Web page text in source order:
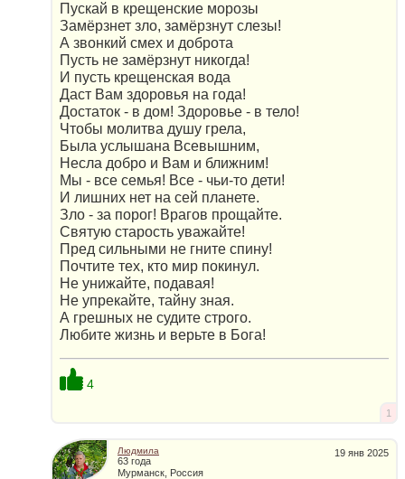
Пускай в крещенские морозы
Замёрзнет зло, замёрзнут слезы!
А звонкий смех и доброта
Пусть не замёрзнут никогда!
И пусть крещенская вода
Даст Вам здоровья на года!
Достаток - в дом! Здоровье - в тело!
Чтобы молитва душу грела,
Была услышана Всевышним,
Несла добро и Вам и ближним!
Мы - все семья! Все - чьи-то дети!
И лишних нет на сей планете.
Зло - за порог! Врагов прощайте.
Святую старость уважайте!
Пред сильными не гните спину!
Почтите тех, кто мир покинул.
Не унижайте, подавая!
Не упрекайте, тайну зная.
А грешных не судите строго.
Любите жизнь и верьте в Бога!
4
1
19 янв 2025
Людмила
63 года
Мурманск, Россия